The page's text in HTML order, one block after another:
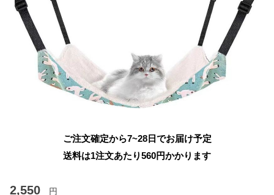
ご注文確定から7~28日でお届け予定
送料は1注文あたり560円かかります
2,550 円